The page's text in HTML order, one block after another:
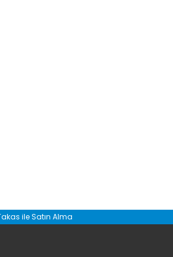
Bu ürüne ilk yorumu siz
ile Satın Alma